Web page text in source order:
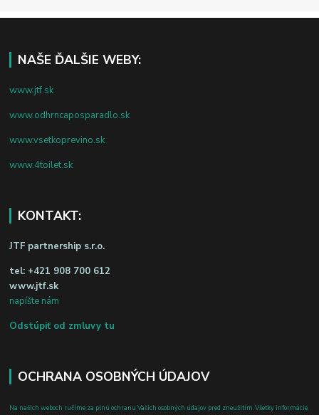
NAŠE ĎALŠIE WEBY:
www.jtf.sk
www.odhrncaposparadlo.sk
www.vsetkoprevino.sk
www.4toilet.sk
KONTAKT:
JTF partnership s.r.o.
tel: +421 908 700 612
www.jtf.sk
napíšte nám
Odstúpiť od zmluvy tu
OCHRANA OSOBNÝCH ÚDAJOV
Na našich weboch ručíme za plnú ochranu Vašich osobných údajov pred zneužitím. Všetky informácie,